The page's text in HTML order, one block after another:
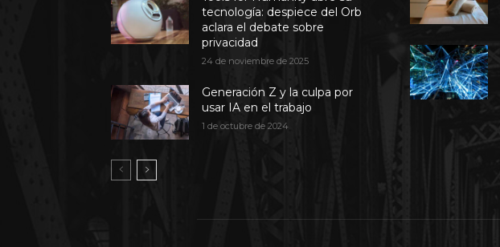
tecnología: despiece del Orb
aclara el debate sobre
privacidad
24 de noviembre de 2025
Generación Z y la culpa por
usar IA en el trabajo
1 de octubre de 2024